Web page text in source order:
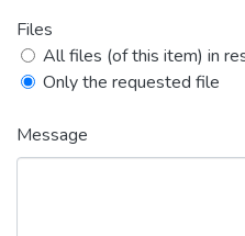
Files
All files (of this item) in
Only the requested file
Message